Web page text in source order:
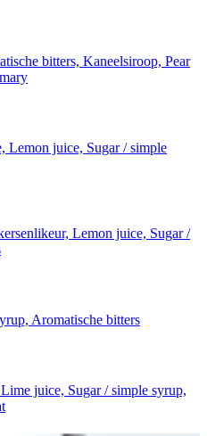
bitters, Kaneelsiroop, Pear
Lemon juice, Sugar / simple
Lemon juice, Sugar /
Aromatische bitters
juice, Sugar / simple syrup,